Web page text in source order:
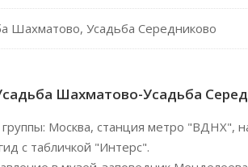
Шахматово, Усадьба Середниково
Шахматово-Усадьба
Москва, станция метро "ВДНХ",
с табличкой "Интерс".